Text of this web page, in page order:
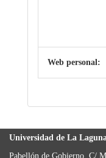
Web personal:
Universidad de La
Pabellón de Gobierno, C/